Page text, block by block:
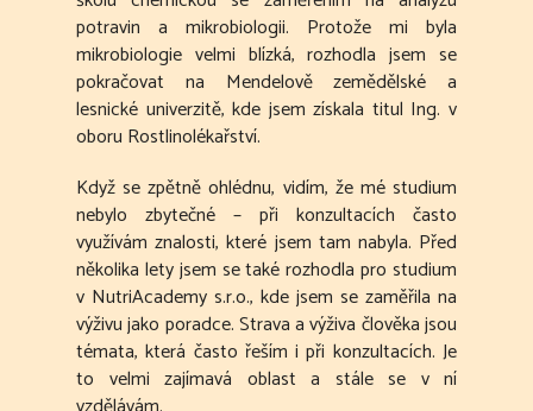
potravin a mikrobiologii. Protože mi byla
mikrobiologie velmi blízká, rozhodla jsem se
pokračovat na Mendelově zemědělské a
lesnické univerzitě, kde jsem získala titul Ing. v
oboru Rostlinolékařství.
Když se zpětně ohlédnu, vidím, že mé studium
nebylo zbytečné – při konzultacích často
využívám znalosti, které jsem tam nabyla. Před
několika lety jsem se také rozhodla pro studium
v NutriAcademy s.r.o., kde jsem se zaměřila na
výživu jako poradce. Strava a výživa člověka jsou
témata, která často řeším i při konzultacích. Je
to velmi zajímavá oblast a stále se v ní